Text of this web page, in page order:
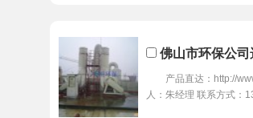
佛山市环保公
产品直达：http://
人：朱经理 联系方式：